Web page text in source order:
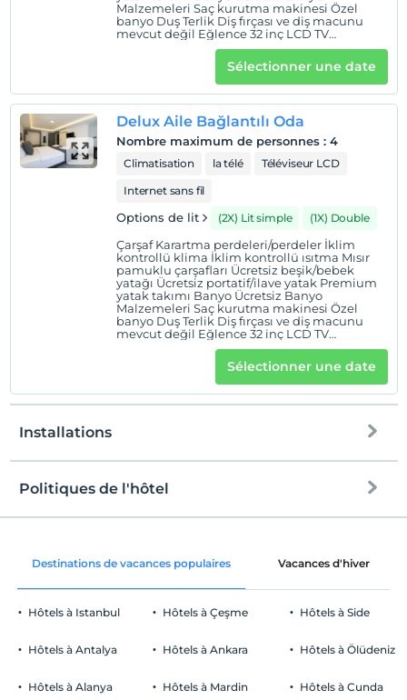
Malzemeleri Saç kurutma makinesi Özel
banyo Duş Terlik Diş fırçası ve diş macunu
mevcut değil Eğlence 32 inç LCD TV
Premium TV kanalları uydu kanalları
televizyon Aile dostu Çocuk kitapları Çocuk
yemek takımı Yüksek sandalye Müzik
Enstrümanları Yiyecek ve içecek Kahve/çay
makinesi Ücretsiz şişe su Minibar (bazı
internet Ücretsiz kablolu İnternet
Sélectionner une date
Delux Aile Bağlantılı Oda
Nombre maximum de personnes : 4
Climatisation la télé
Téléviseur LCD
Internet sans fil
Options de lit (2X) Lit simple (1X) Double
Çarşaf Karartma perdeleri/perdeler İklim
kontrollü klima İklim kontrollü ısıtma Mısır
pamuklu çarşafları Ücretsiz beşik/bebek
yatağı Ücretsiz portatif/ilave yatak Premium
yatak takımı Banyo Ücretsiz Banyo
Malzemeleri Saç kurutma makinesi Özel
banyo Duş Terlik Diş fırçası ve diş macunu
mevcut değil Eğlence 32 inç LCD TV
Premium TV kanalları uydu kanalları
televizyon Aile dostu Çocuk kitapları Çocuk
yemek takımı Yüksek sandalye Müzik
Enstrümanları Yiyecek ve içecek Kahve/çay
makinesi Ücretsiz şişe su Minibar (bazı
ücretsiz ürünlerle dolu) internet Bedava
Sélectionner une date
Installations
Espaces communs et toutes les
Parking
Politiques de l'hôtel
enregistrement
Vérifier
Avant 12:00
animaux
Destinations de vacances populaires Vacances d'hiver
Hôtels à Istanbul
Hôtels à Antalya
Hôtels à Alanya
Hôtels à Çeşme
Hôtels à Ankara
Hôtels à Mardin
Hôtels à Side
Hôtels à Ölüdeniz
Hôtels à Cunda